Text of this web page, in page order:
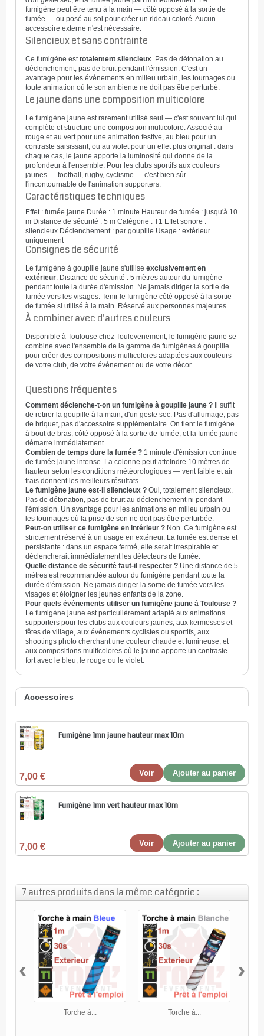
fumigène peut être tenu à la main — côté opposé à la sortie de
fumée — ou posé au sol pour créer un rideau coloré. Aucun
accessoire externe n'est nécessaire.
Silencieux et sans contrainte
Ce fumigène esttotalement silencieux. Pas de détonation au
déclenchement, pas de bruit pendant l'émission. C'est un
avantage pour les événements en milieu urbain, les tournages ou
toute animation où le son ambiente ne doit pas être perturbé.
Le jaune dans une composition multicolore
Le fumigène jaune est rarement utilisé seul — c'est souvent lui qui
complète et structure une composition multicolore. Associé au
rouge et au vert pour une animation festive, au bleu pour un
contraste saisissant, ou au violet pour un effet plus original : dans
chaque cas, le jaune apporte la luminosité qui donne de la
profondeur à l'ensemble. Pour les clubs sportifs aux couleurs
jaunes — football, rugby, cyclisme — c'est bien sûr
l'incontournable de l'animation supporters.
Caractéristiques techniques
Effet : fumée jaune Durée : 1 minute Hauteur de fumée : jusqu'à 10
m Distance de sécurité : 5 m Catégorie : T1 Effet sonore :
silencieux Déclenchement : par goupille Usage : extérieur
uniquement
Consignes de sécurité
Le fumigène à goupille jaune s'utilise exclusivement en
extérieur. Distance de sécurité : 5 mètres autour du fumigène
pendant toute la durée d'émission. Ne jamais diriger la sortie de
fumée vers les visages. Tenir le fumigène côté opposé à la sortie
de fumée si utilisé à la main. Réservé aux personnes majeures.
À combiner avec d'autres couleurs
Disponible à Toulouse chez Toulevenement, le fumigène jaune se
combine avec l'ensemble de la gamme de fumigènes à goupille
pour créer des compositions multicolores adaptées aux couleurs
de votre club, de votre événement ou de votre décor.
Questions fréquentes
Comment déclenche-t-on un fumigène à goupille jaune ? Il suffit
de retirer la goupille à la main, d'un geste sec. Pas d'allumage, pas
de briquet, pas d'accessoire supplémentaire. On tient le fumigène
à bout de bras, côté opposé à la sortie de fumée, et la fumée jaune
démarre immédiatement.
Combien de temps dure la fumée ? 1 minute d'émission continue
de fumée jaune intense. La colonne peut atteindre 10 mètres de
hauteur selon les conditions météorologiques — vent faible et air
frais donnent les meilleurs résultats.
Le fumigène jaune est-il silencieux ? Oui, totalement silencieux.
Pas de détonation, pas de bruit au déclenchement ni pendant
l'émission. Un avantage pour les animations en milieu urbain ou
les tournages où la prise de son ne doit pas être perturbée.
Peut-on utiliser ce fumigène en intérieur ? Non. Ce fumigène est
strictement réservé à un usage en extérieur. La fumée est dense et
persistante : dans un espace fermé, elle serait irrespirable et
déclencherait immédiatement les détecteurs de fumée.
Quelle distance de sécurité faut-il respecter ? Une distance de 5
mètres est recommandée autour du fumigène pendant toute la
durée d'émission. Ne jamais diriger la sortie de fumée vers les
visages et éloigner les jeunes enfants de la zone.
Pour quels événements utiliser un fumigène jaune à Toulouse ?
Le fumigène jaune est particulièrement adapté aux animations
supporters pour les clubs aux couleurs jaunes, aux kermesses et
fêtes de village, aux événements cyclistes ou sportifs, aux
shootings photo cherchant une couleur chaude et lumineuse, et
aux compositions multicolores où le jaune apporte un contraste
fort avec le bleu, le rouge ou le violet.
Accessoires
Fumigène 1mn jaune hauteur max 10m
7,00 € Ajouter au panier
Voir
Fumigène 1mn vert hauteur max 10m
7,00 € Ajouter au panier
Voir
7 autres produits dans la même catégorie :
Torche à... Torche à...
‹ ›